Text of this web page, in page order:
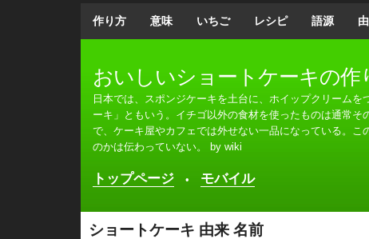
作り方 意味 いちご レシピ 語源
おいしいショートケーキの作
日本では、スポンジケーキを土台に、ホイップクリーム
ーキ」ともいう。イチゴ以外の食材を使ったものは通常
で、ケーキ屋やカフェでは外せない一品になっている。
のかは伝わっていない。 by wiki
トップページ • モバイル
ショートケーキ 由来 名前